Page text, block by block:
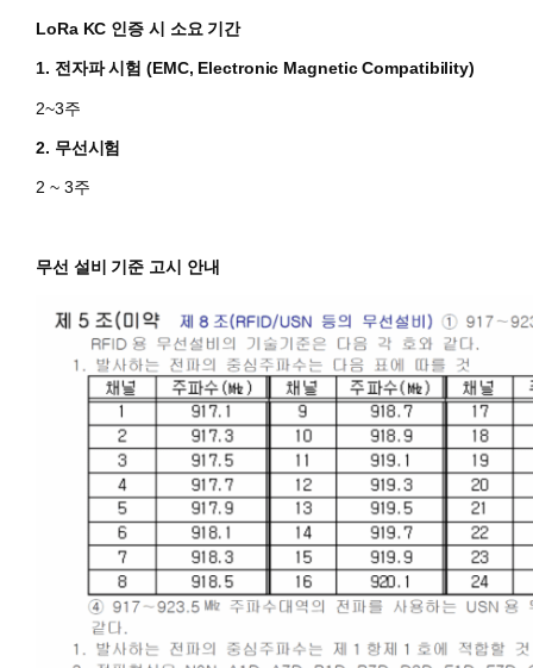
LoRa KC 인증 시 소요 기간
1. 전자파 시험 (EMC, Electronic Magnetic Compatibility)
2~3주
2. 무선시험
2 ~ 3주
무선 설비 기준 고시 안내